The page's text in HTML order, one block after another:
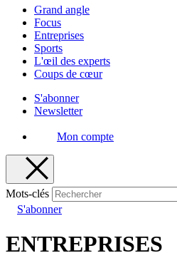
Grand angle
Focus
Entreprises
Sports
L'œil des experts
Coups de cœur
S'abonner
Newsletter
Mon compte
Mots-clés
S'abonner
ENTREPRISES